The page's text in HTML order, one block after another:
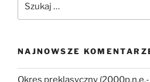
rozwój
sakralnego”
NAJNOWSZE